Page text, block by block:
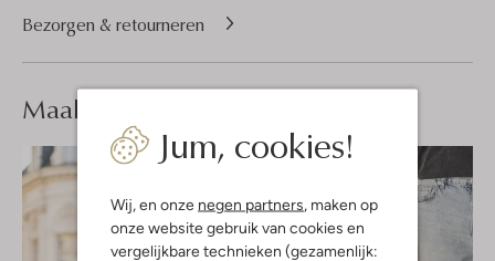
Jum, cookies!
Wij, en onze negen partners, maken op
onze website gebruik van cookies en
vergelijkbare technieken (gezamenlijk:
Bezorgen & retourneren
Maak je